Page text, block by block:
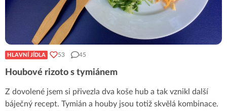
HLAVNÍ JÍDLA 53 45
Houbové rizoto s tymiánem
Z dovolené jsem si přivezla dva koše hub a tak vznikl další
báječný recept. Tymián a houby jsou totiž skvělá kombinace.